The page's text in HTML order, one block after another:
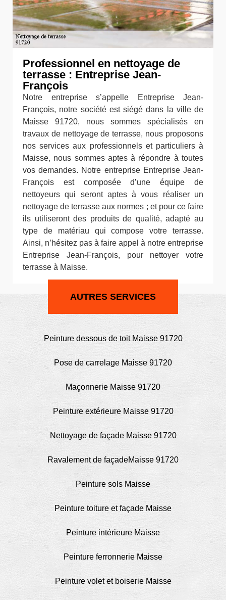
Professionnel en nettoyage de
terrasse : Entreprise Jean-
François
Notre entreprise s’appelle Entreprise Jean-
François, notre société est siégé dans la ville de
Maisse 91720, nous sommes spécialisés en
travaux de nettoyage de terrasse, nous proposons
nos services aux professionnels et particuliers à
Maisse, nous sommes aptes à répondre à toutes
vos demandes. Notre entreprise Entreprise Jean-
François est composée d’une équipe de
nettoyeurs qui seront aptes à vous réaliser un
nettoyage de terrasse aux normes ; et pour ce faire
ils utiliseront des produits de qualité, adapté au
type de matériau qui compose votre terrasse.
Ainsi, n’hésitez pas à faire appel à notre entreprise
Entreprise Jean-François, pour nettoyer votre
terrasse à Maisse.
AUTRES SERVICES
Peinture dessous de toit Maisse 91720
Pose de carrelage Maisse 91720
Maçonnerie Maisse 91720
Peinture extérieure Maisse 91720
Nettoyage de façade Maisse 91720
Ravalement de façadeMaisse 91720
Peinture sols Maisse
Peinture toiture et façade Maisse
Peinture intérieure Maisse
Peinture ferronnerie Maisse
Peinture volet et boiserie Maisse